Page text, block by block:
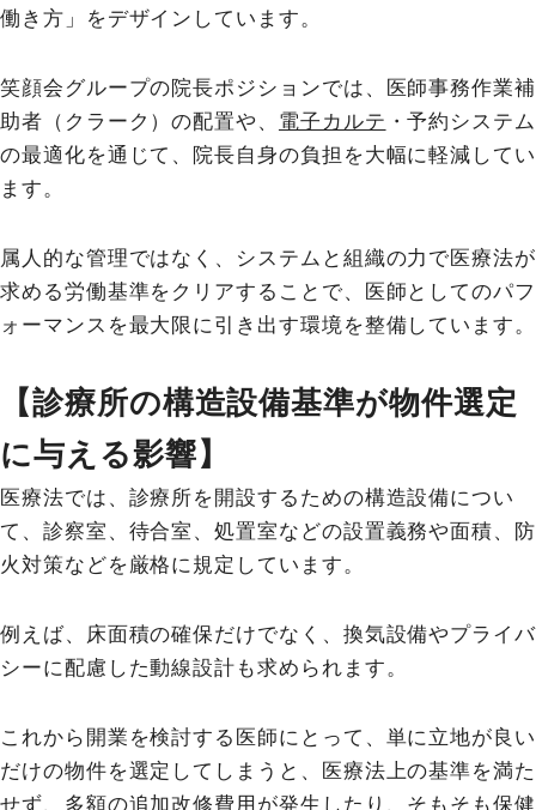
働き方」をデザインしています。
笑顔会グループの院長ポジションでは、医師事務作業補
助者（クラーク）の配置や、 電子カルテ ・予約システム
の最適化を通じて、院長自身の負担を大幅に軽減してい
ます。
属人的な管理ではなく、システムと組織の力で医療法が
求める労働基準をクリアすることで、医師としてのパフ
ォーマンスを最大限に引き出す環境を整備しています。
【診療所の構造設備基準が物件選定
に与える影響】
医療法では、診療所を開設するための構造設備につい
て、診察室、待合室、処置室などの設置義務や面積、防
火対策などを厳格に規定しています。
例えば、床面積の確保だけでなく、換気設備やプライバ
シーに配慮した動線設計も求められます。
これから開業を検討する医師にとって、単に立地が良い
だけの物件を選定してしまうと、医療法上の基準を満た
せず、多額の追加改修費用が発生したり、そもそも保健